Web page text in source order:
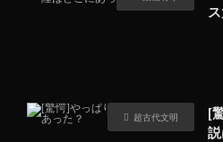
超古代文明
[